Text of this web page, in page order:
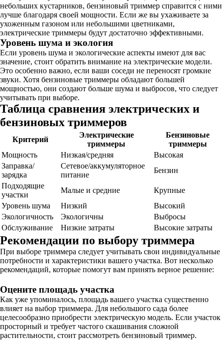
небольших кустарников, бензиновый триммер справится с ними
лучше благодаря своей мощности. Если же вы ухаживаете за
ухоженным газоном или небольшими цветниками,
электрические триммеры будут достаточно эффективными.
Уровень шума и экология
Если уровень шума и экологические аспекты имеют для вас
значение, стоит обратить внимание на электрические модели.
Это особенно важно, если ваши соседи не переносят громкие
звуки. Хотя бензиновые триммеры обладают большей
мощностью, они создают больше шума и выбросов, что следует
учитывать при выборе.
Таблица сравнения электрических и
бензиновых триммеров
Критерий
Электрические
триммеры
Бензиновые
триммеры
Мощность
Низкая/средняя
Высокая
Заправка/
зарядка
Сетевое/аккумуляторное
питание
Бензин
Подходящие
участки
Малые и средние
Крупные
Уровень шума
Низкий
Высокий
Экологичность
Экологичны
Выбросы
Обслуживание
Низкие затраты Высокие затраты
Рекомендации по выбору триммера
При выборе триммера следует учитывать свои индивидуальные
потребности и характеристики вашего участка. Вот несколько
рекомендаций, которые помогут вам принять верное решение:
Оцените площадь участка
Как уже упоминалось, площадь вашего участка существенно
влияет на выбор триммера. Для небольшого сада более
целесообразно приобрести электрическую модель. Если участок
просторный и требует частого скашивания сложной
растительности, стоит рассмотреть бензиновый триммер.